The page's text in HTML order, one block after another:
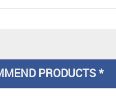
PRODUCTS *